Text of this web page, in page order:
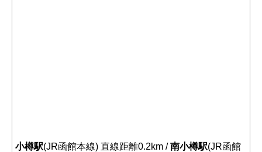
小樽駅(JR函館本線) 直線距離0.2km /南小樽駅(JR函館